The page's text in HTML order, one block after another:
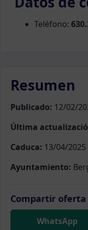
Teléfono:
Resumen
Publicado: 12/02/
Última
Caduca: 13/04/2025
Ayuntamiento:
Compartir oferta
WhatsApp